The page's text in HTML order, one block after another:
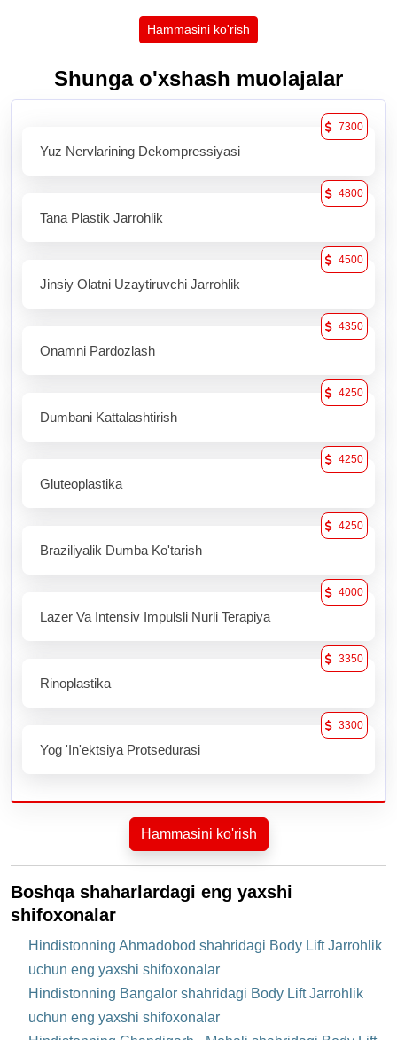
Hammasini ko'rish
Shunga o'xshash muolajalar
Yuz Nervlarining Dekompressiyasi
7300
Tana Plastik Jarrohlik
4800
Jinsiy Olatni Uzaytiruvchi Jarrohlik
4500
Onamni Pardozlash
4350
Dumbani Kattalashtirish
4250
Gluteoplastika
4250
Braziliyalik Dumba Ko'tarish
4250
Lazer Va Intensiv Impulsli Nurli Terapiya
4000
Rinoplastika
3350
Yog 'in'ektsiya Protsedurasi
3300
Hammasini ko'rish
Boshqa shaharlardagi eng yaxshi
shifoxonalar
Hindistonning Ahmadobod shahridagi Body Lift Jarrohlik
uchun eng yaxshi shifoxonalar
Hindistonning Bangalor shahridagi Body Lift Jarrohlik
uchun eng yaxshi shifoxonalar